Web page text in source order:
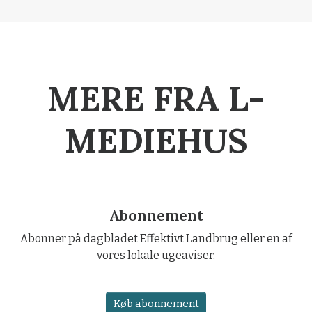
MERE FRA L-
MEDIEHUS
Abonnement
Abonner på dagbladet Effektivt Landbrug eller en af
vores lokale ugeaviser.
Køb abonnement